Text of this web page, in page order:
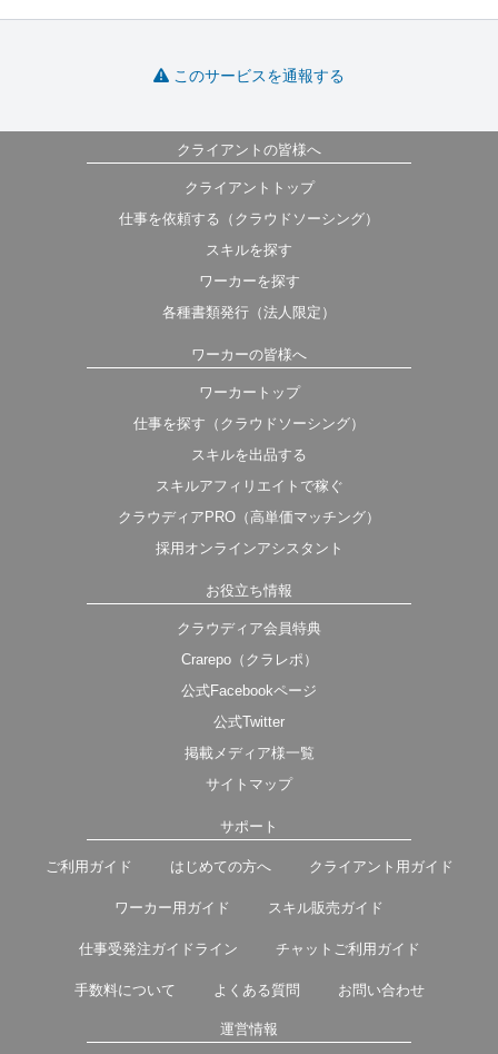
このサービスを通報する
クライアントの皆様へ
クライアントトップ
仕事を依頼する（クラウドソーシング）
スキルを探す
ワーカーを探す
各種書類発行（法人限定）
ワーカーの皆様へ
ワーカートップ
仕事を探す（クラウドソーシング）
スキルを出品する
スキルアフィリエイトで稼ぐ
クラウディアPRO（高単価マッチング）
採用オンラインアシスタント
お役立ち情報
クラウディア会員特典
Crarepo（クラレポ）
公式Facebookページ
公式Twitter
掲載メディア様一覧
サイトマップ
サポート
ご利用ガイド はじめての方へ クライアント用ガイド
ワーカー用ガイド スキル販売ガイド
仕事受発注ガイドライン チャットご利用ガイド
手数料について よくある質問 お問い合わせ
運営情報